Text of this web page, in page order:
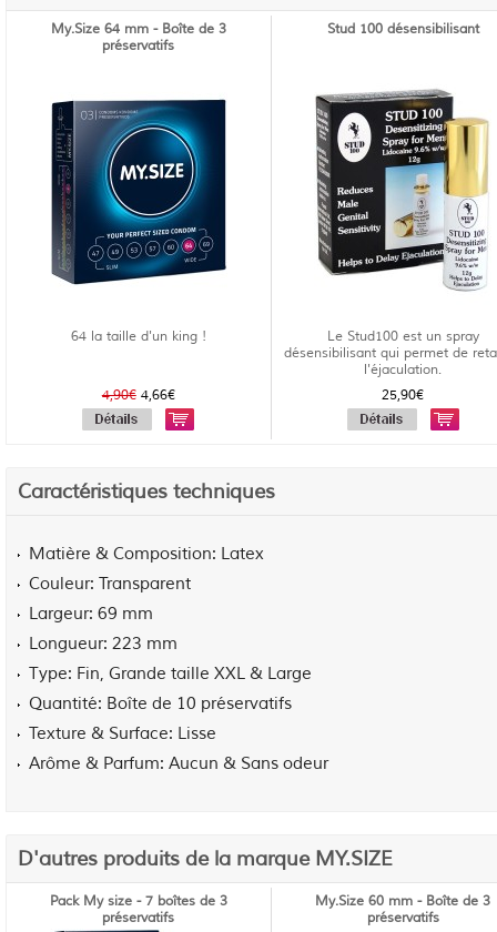
My.Size 64 mm - Boîte de 3
préservatifs
64 la taille d'un king !
4,90€4,66€
Stud 100 désensibilisant
Le Stud100 est un spray
désensibilisant qui permet de
l'éjaculation.
25,90€
Caractéristiques techniques
Matière & Composition Latex
Couleur Transparent
Largeur 69 mm
Longueur 223 mm
Type Fin, Grande taille XXL & Large
Quantité Boîte de 10 préservatifs
Texture & Surface Lisse
Arôme & Parfum Aucun & Sans odeur
D'autres produits de la marque MY.SIZE
Pack My size - 7 boîtes de 3
préservatifs
My.Size 60 mm - Boîte de 3
préservatifs